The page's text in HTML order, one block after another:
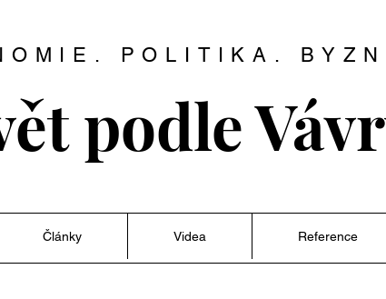
POLITIKA.
podle
Články Videa Reference